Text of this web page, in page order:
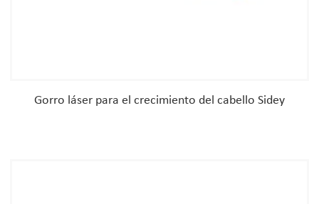
Gorro láser para el crecimiento del cabello Sidey